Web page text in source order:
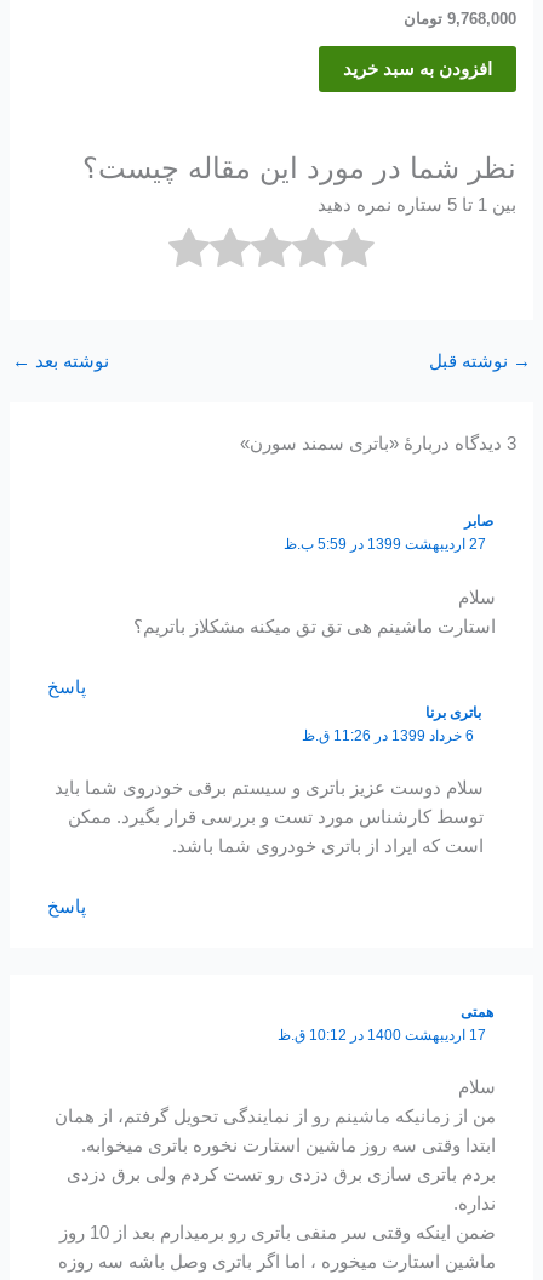
9,768,000 تومان
افزودن به سبد خرید
نظر شما در مورد این مقاله چیست؟
بین 1 تا 5 ستاره نمره دهید
→ نوشته قبل نوشته بعد ←
3 دیدگاه دربارهٔ «باتری سمند سورن»
صابر
27 اردیبهشت 1399 در 5:59 ب.ظ
سلام
استارت ماشینم هی تق تق میکنه مشکلاز باتریم؟
پاسخ
باتری برنا
6 خرداد 1399 در 11:26 ق.ظ
سلام دوست عزیز باتری و سیستم برقی خودروی شما باید
توسط کارشناس مورد تست و بررسی قرار بگیرد. ممکن
است که ایراد از باتری خودروی شما باشد.
پاسخ
همتی
17 اردیبهشت 1400 در 10:12 ق.ظ
سلام
من از زمانیکه ماشینم رو از نمایندگی تحویل گرفتم، از همان
ابتدا وقتی سه روز ماشین استارت نخوره باتری میخوابه.
بردم باتری سازی برق دزدی رو تست کردم ولی برق دزدی
نداره.
ضمن اینکه وقتی سر منفی باتری رو برمیدارم بعد از 10 روز
ماشین استارت میخوره ، اما اگر باتری وصل باشه سه روزه